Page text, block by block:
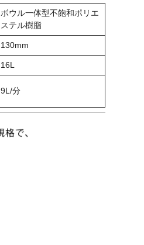
ボウル一体型不飽和ポリエ
ステル樹脂
130mm
16L
9L/分